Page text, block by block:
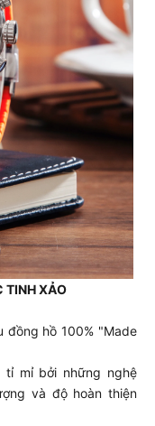
TINH XẢO
đồng hồ 100% "Made
mỉ bởi những nghệ
và độ hoàn thiện